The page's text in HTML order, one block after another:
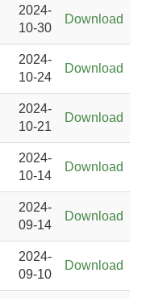
2024-
10-30
Download
2024-
10-24
Download
2024-
10-21
Download
2024-
10-14
Download
2024-
09-14
Download
2024-
09-10
Download